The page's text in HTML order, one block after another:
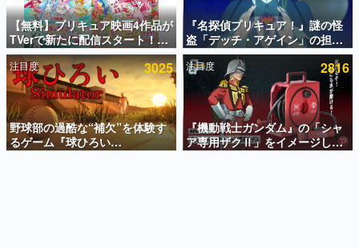
アプリセール情報
インタビュー
連載・特集一覧
殿堂入り記事
SNS拡散数が数千以上！ ページビュー数万以上！ などな
ど。多くの人々に読まれた、電ファミ渾身の“殿堂入り”記
事をまとめました。
【無料】プリキュア映画4作品が
TVerで新たに配信スタート！な
んと2018年～2024年の映画ほぼ
すべてが見放題に、ぶっちゃけ
ありえないラインナップ
『名探偵プリキュア！』謎の怪
盗「デッチ・アゲイン」の担当
キャストは天﨑滉平さんと判
明。『Re:ゼロから始める異世
界生活』オットー役、『ヒプノ
シスマイク』山田三郎役など
注目度 3025
野球部の過酷な“補欠”を体験す
るゲーム『球ひろい
Simulator』が「1件」のウィッ
注目度 2816
『機動戦士ガンダム』の「シャ
ア専用ザクⅡ」をイメージした
散水ホースリールが予約開始。